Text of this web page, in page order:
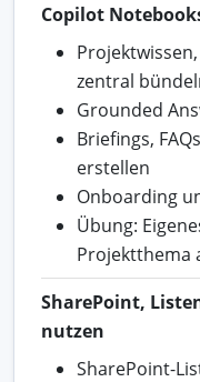
Copilot
zentral
Grounded
Briefings,
erstellen
Onboarding
Übung:
Projektthema
SharePoint,
nutzen
SharePoint-